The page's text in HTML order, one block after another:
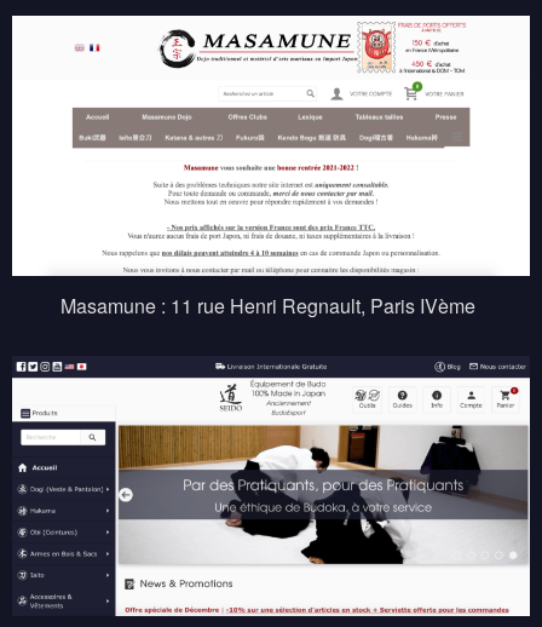
Masamune : 11 rue Henri Regnault, Paris IVème